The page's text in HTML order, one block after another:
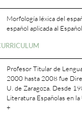
Morfología léxica del
español aplicada al
Profesor Titular de
2000 hasta 2008 fue
U. de Zaragoza. Desde
Literatura Españolas en
+